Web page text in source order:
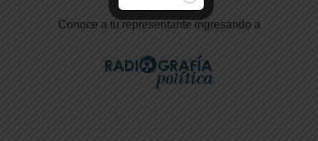
Conoce a tu representante ingresando a